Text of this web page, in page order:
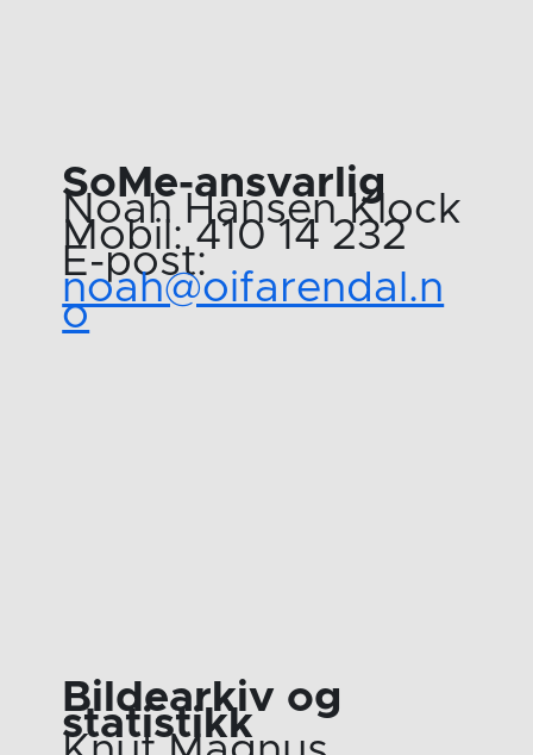
SoMe-ansvarlig
Noah Hansen Klock
Mobil: 410 14 232
E-post:
noah@oifarendal.n
o
Bildearkiv og
statistikk